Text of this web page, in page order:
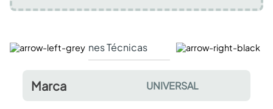
Especificaciones Técnicas Comentarios y
Marca UNIVERSAL